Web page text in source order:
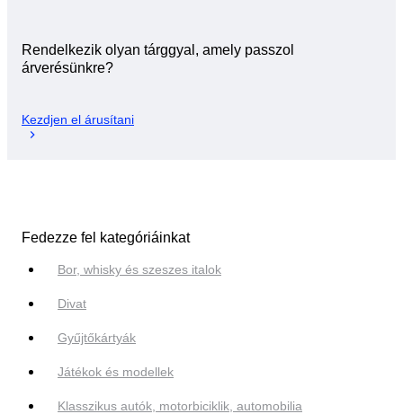
Rendelkezik olyan tárggyal, amely passzol
árverésünkre?
Kezdjen el árusítani
Fedezze fel kategóriáinkat
Bor, whisky és szeszes italok
Divat
Gyűjtőkártyák
Játékok és modellek
Klasszikus autók, motorbiciklik, automobilia